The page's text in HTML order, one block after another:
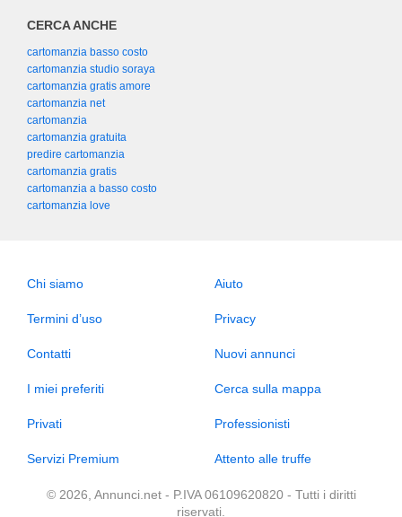
CERCA ANCHE
cartomanzia basso costo
cartomanzia studio soraya
cartomanzia gratis amore
cartomanzia net
cartomanzia
cartomanzia gratuita
predire cartomanzia
cartomanzia gratis
cartomanzia a basso costo
cartomanzia love
Chi siamo Aiuto
Termini d’uso Privacy
Contatti Nuovi annunci
I miei preferiti Cerca sulla mappa
Privati Professionisti
Servizi Premium Attento alle truffe
© 2026, Annunci.net - P.IVA 06109620820 - Tutti i diritti
riservati.